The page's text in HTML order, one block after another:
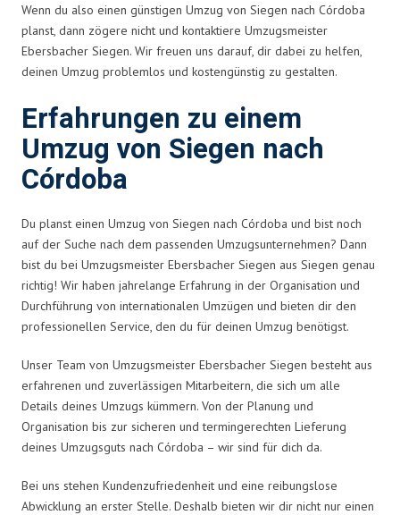
Wenn du also einen günstigen Umzug von Siegen nach Córdoba
planst, dann zögere nicht und kontaktiere Umzugsmeister
Ebersbacher Siegen. Wir freuen uns darauf, dir dabei zu helfen,
deinen Umzug problemlos und kostengünstig zu gestalten.
Erfahrungen zu einem
Umzug von Siegen nach
Córdoba
Du planst einen Umzug von Siegen nach Córdoba und bist noch
auf der Suche nach dem passenden Umzugsunternehmen? Dann
bist du bei Umzugsmeister Ebersbacher Siegen aus Siegen genau
richtig! Wir haben jahrelange Erfahrung in der Organisation und
Durchführung von internationalen Umzügen und bieten dir den
professionellen Service, den du für deinen Umzug benötigst.
Unser Team von Umzugsmeister Ebersbacher Siegen besteht aus
erfahrenen und zuverlässigen Mitarbeitern, die sich um alle
Details deines Umzugs kümmern. Von der Planung und
Organisation bis zur sicheren und termingerechten Lieferung
deines Umzugsguts nach Córdoba – wir sind für dich da.
Bei uns stehen Kundenzufriedenheit und eine reibungslose
Abwicklung an erster Stelle. Deshalb bieten wir dir nicht nur einen